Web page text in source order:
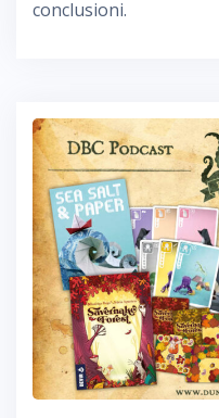
conclusioni.